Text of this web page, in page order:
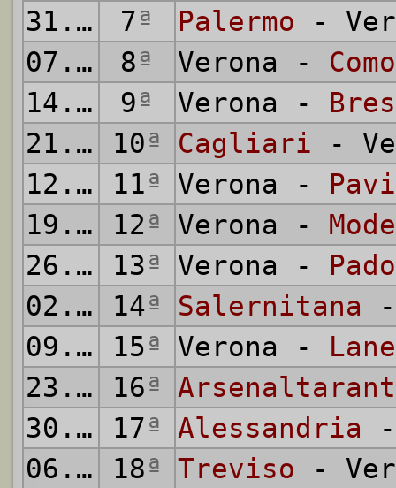
31.10.1954
7ª Palermo -
07.11.1954
8ª Verona - Como
14.11.1954
9ª Verona -
21.11.1954
10ª Cagliari -
12.12.1954
11ª Verona -
19.12.1954
12ª Verona -
26.12.1954
13ª Verona -
02.01.1955
14ª Salernitana -
09.01.1955
15ª Verona -
23.01.1955
16ª
30.01.1955
17ª Alessandria -
06.02.1955
18ª Treviso -